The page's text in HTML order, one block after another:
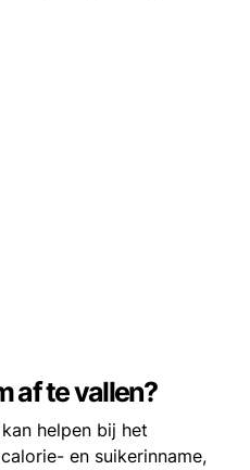
af te vallen?
helpen bij het
en suikerinname,